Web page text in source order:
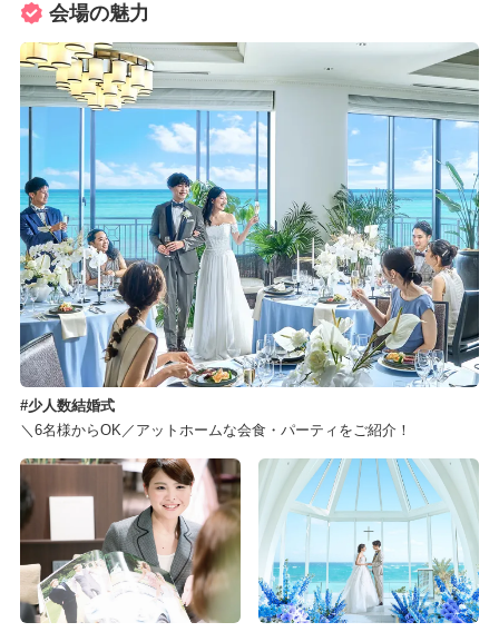
会場の魅力
少人数結婚式
＼6名様からOK／アットホームな会食・パーティをご紹介！